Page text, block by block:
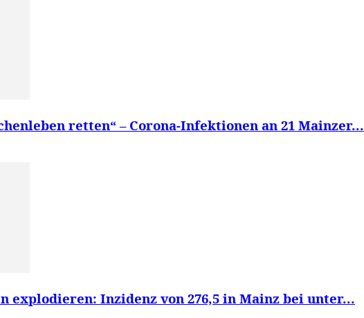
retten“ – Corona-Infektionen an 21 Mainzer...
explodieren: Inzidenz von 276,5 in Mainz bei unter...